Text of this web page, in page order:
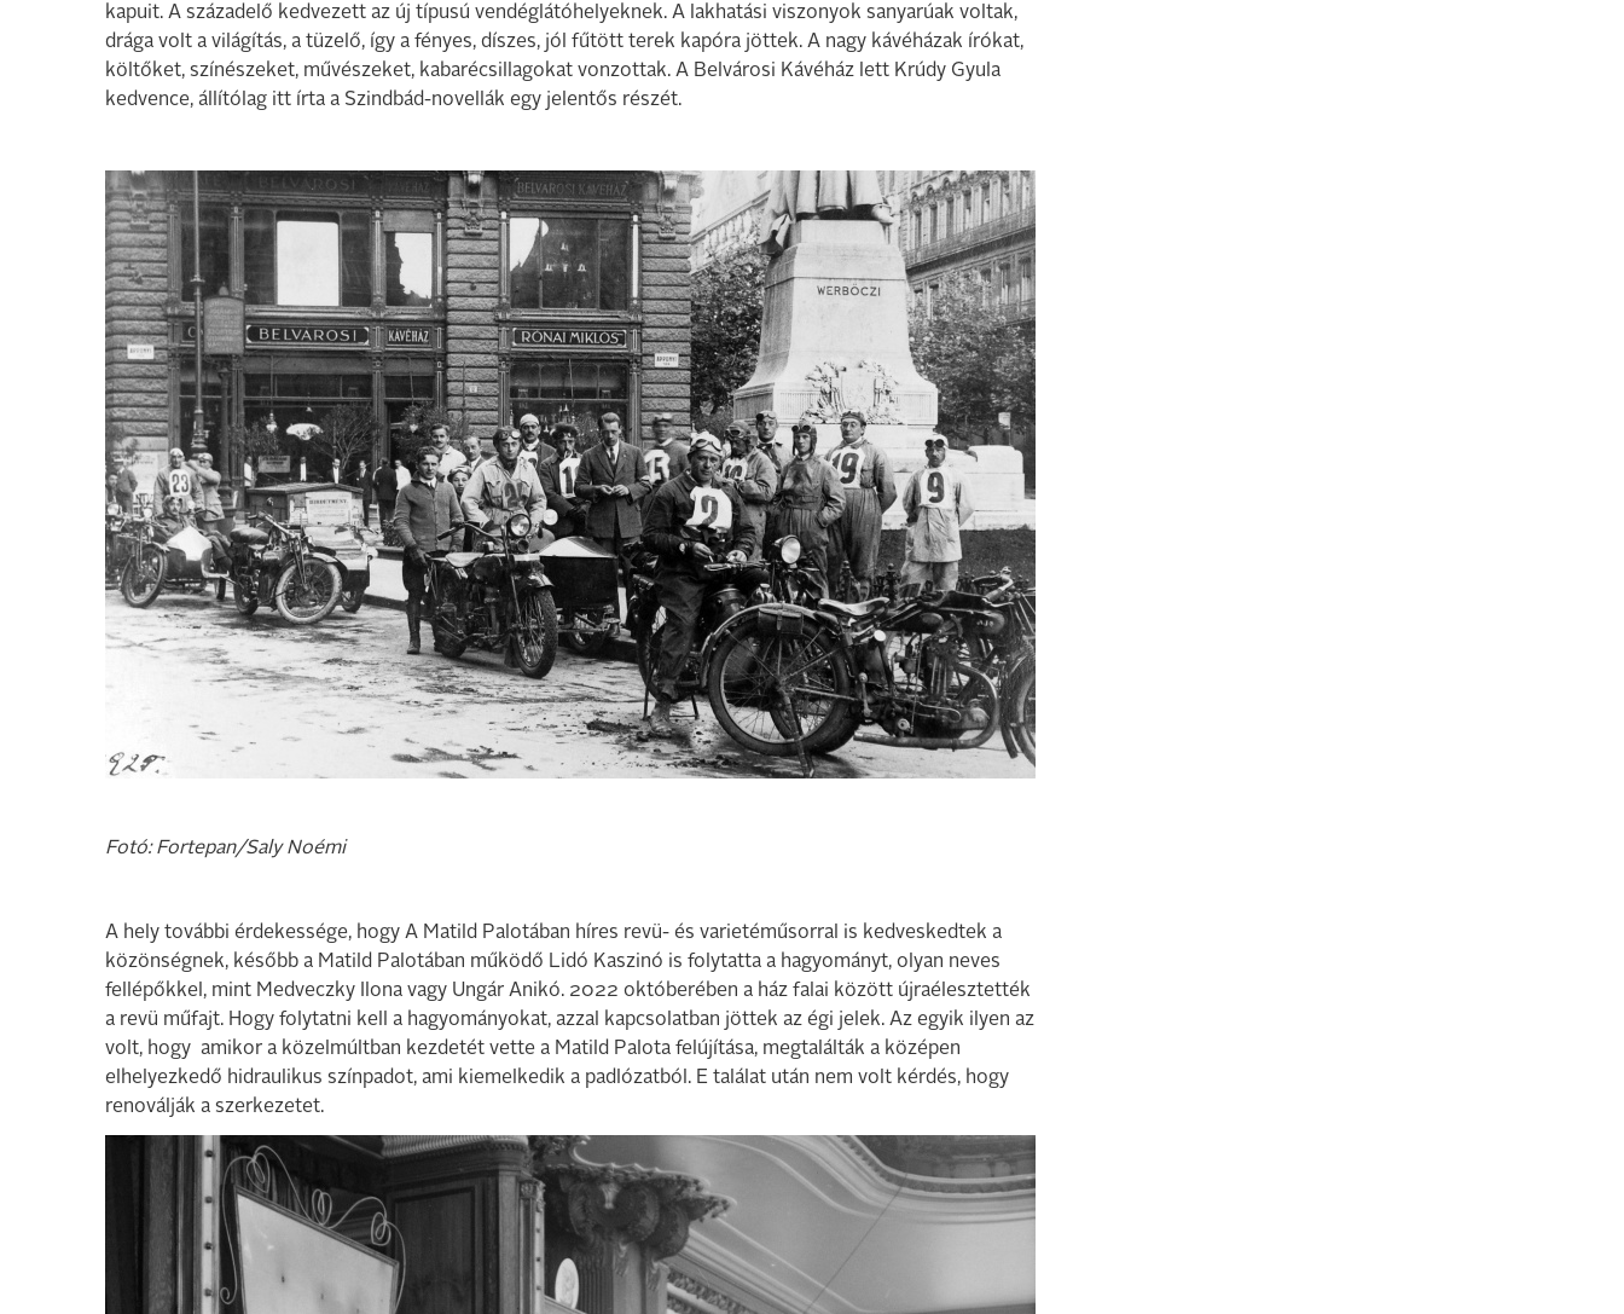
kapuit. A századelő kedvezett az új típusú vendéglátóhelyeknek. A lakhatási viszonyok sanyarúak voltak,
drága volt a világítás, a tüzelő, így a fényes, díszes, jól fűtött terek kapóra jöttek. A nagy kávéházak írókat,
költőket, színészeket, művészeket, kabarécsillagokat vonzottak. A Belvárosi Kávéház lett Krúdy Gyula
kedvence, állítólag itt írta a Szindbád-novellák egy jelentős részét.
Fotó: Fortepan/Saly Noémi
A hely további érdekessége, hogy A Matild Palotában híres revü- és varietéműsorral is kedveskedtek a
közönségnek, később a Matild Palotában működő Lidó Kaszinó is folytatta a hagyományt, olyan neves
fellépőkkel, mint Medveczky Ilona vagy Ungár Anikó. 2022 októberében a ház falai között újraélesztették
a revü műfajt. Hogy folytatni kell a hagyományokat, azzal kapcsolatban jöttek az égi jelek. Az egyik ilyen az
volt, hogy amikor a közelmúltban kezdetét vette a Matild Palota felújítása, megtalálták a középen
elhelyezkedő hidraulikus színpadot, ami kiemelkedik a padlózatból. E találat után nem volt kérdés, hogy
renoválják a szerkezetet.